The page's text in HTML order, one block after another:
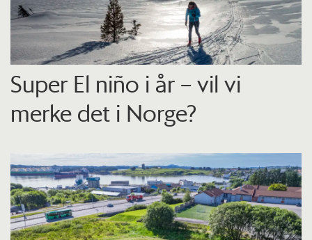
Super El niño i år – vil vi
merke det i Norge?